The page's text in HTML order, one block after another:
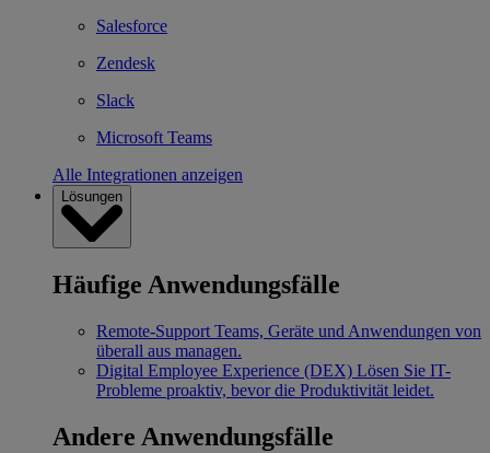
Salesforce
Zendesk
Slack
Microsoft Teams
Alle Integrationen anzeigen
Lösungen
Häufige Anwendungsfälle
Remote-Support Teams, Geräte und Anwendungen von
überall aus managen.
Digital Employee Experience (DEX) Lösen Sie IT-
Probleme proaktiv, bevor die Produktivität leidet.
Andere Anwendungsfälle